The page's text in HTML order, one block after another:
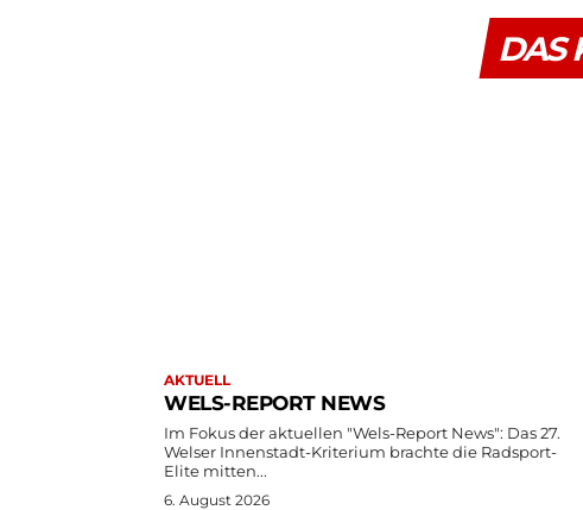
DAS
AKTUELL
WELS-REPORT NEWS
Im Fokus der aktuellen "Wels-Report News": Das 27.
Welser Innenstadt-Kriterium brachte die Radsport-
Elite mitten...
6. August 2026